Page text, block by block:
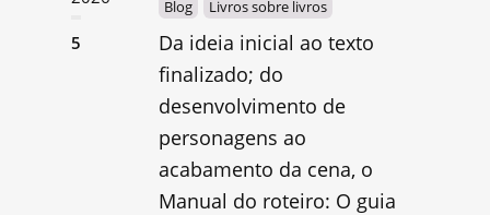
5
Blog Livros sobre livros
Da ideia inicial ao texto
finalizado; do
desenvolvimento de
personagens ao
acabamento da cena, o
Manual do roteiro: O guia